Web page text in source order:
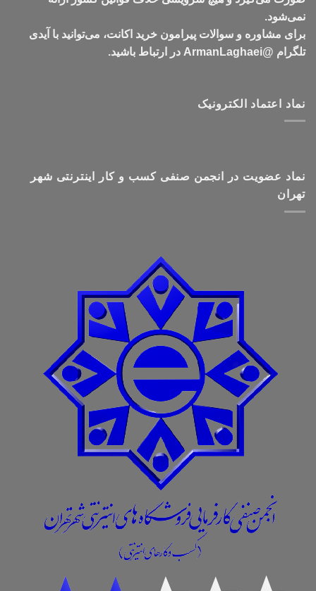
نمی‌شود.
برای مشاوره و سوالات پیرامون خرید اکانت، می‌توانید با آیدی
تلگرام @ArmanLaghaei در ارتباط باشید.
نماد اعتماد الکترونیک
نماد عضویت در انجمن صنفی کسب و کار اینترنتی شهر
تهران